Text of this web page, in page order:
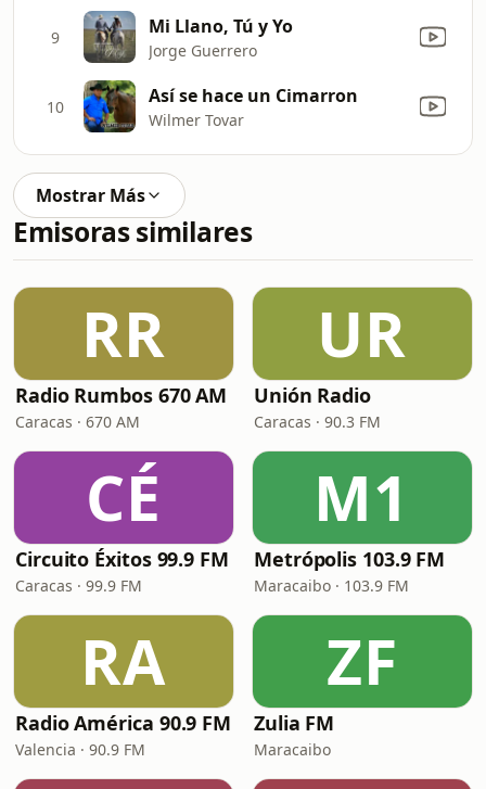
9 Mi Llano, Tú y Yo
Jorge Guerrero
10 Así se hace un Cimarron
Wilmer Tovar
Mostrar Más
Emisoras similares
RR
Radio Rumbos 670 AM
Caracas · 670 AM
UR
Unión Radio
Caracas · 90.3 FM
CÉ
Circuito Éxitos 99.9 FM
Caracas · 99.9 FM
M1
Metrópolis 103.9 FM
Maracaibo · 103.9 FM
RA
Radio América 90.9 FM
Valencia · 90.9 FM
ZF
Zulia FM
Maracaibo